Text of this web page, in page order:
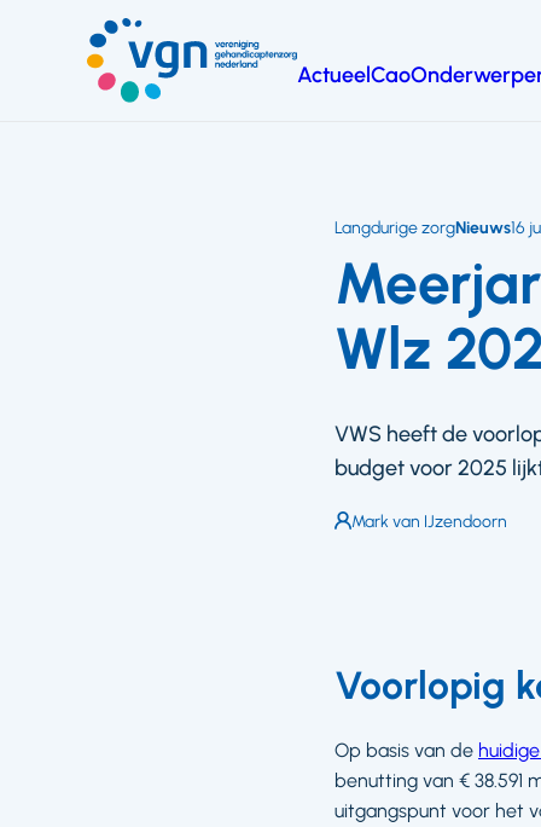
hoofdinhoud
ActueelCao
Wlz
Langdurige zorgNieuws16
VWS heeft de
budget voor 2025
Auteur:
Mark van IJzendoorn
Voorlopig
Op basis van de
benutting van € 38.591
uitgangspunt voor het